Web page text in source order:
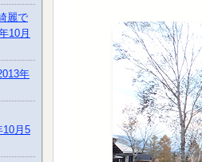
麗で
10月
年
10月5